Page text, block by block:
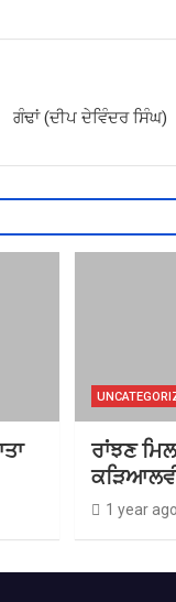
ਗੰਢਾਂ (ਦੀਪ ਦੇਵਿੰਦਰ ਸਿੰਘ)
ਰਾਂਝਣ
1 year ago